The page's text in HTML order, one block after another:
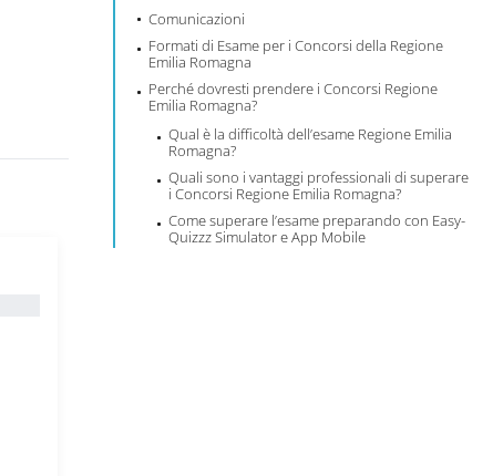
Comunicazioni
Formati di Esame per i Concorsi della Regione
Emilia Romagna
Perché dovresti prendere i Concorsi Regione
Emilia Romagna?
Qual è la difficoltà dell’esame Regione Emilia
Romagna?
Quali sono i vantaggi professionali di superare
i Concorsi Regione Emilia Romagna?
Come superare l’esame preparando con Easy-
Quizzz Simulator e App Mobile